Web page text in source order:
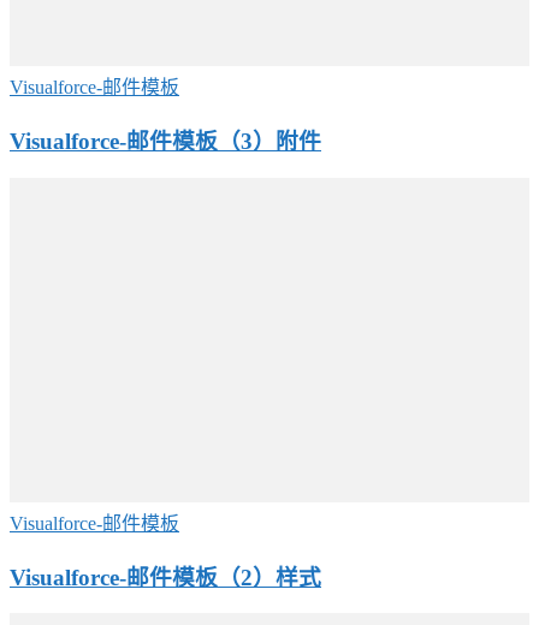
Visualforce-邮件模板
Visualforce-邮件模板（3）附件
Visualforce-邮件模板
Visualforce-邮件模板（2）样式